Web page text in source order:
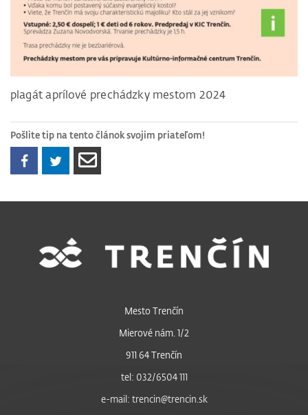
plagát aprílové prechádzky mestom 2024
Pošlite tip na tento článok svojim priateľom!
Mesto Trenčín
Mierové nám. 1/2
911 64 Trenčín
tel: 032/6504 111
e-mail: trencin@trencin.sk